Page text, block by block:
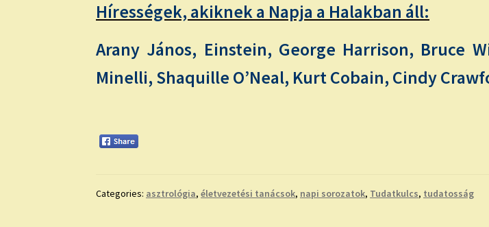
Hírességek, akiknek a Napja a Halakban áll:
Arany János, Einstein, George Harrison, Bruce
Minelli, Shaquille O’Neal, Kurt Cobain, Cindy
Categories: asztrológia,életvezetési tanácsok, napi sorozatok, Tudatkulcs, tudatosság